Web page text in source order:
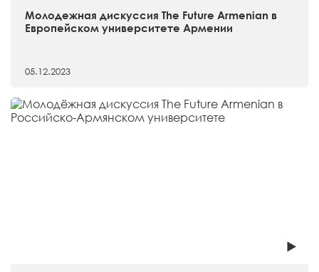
Молодежная дискуссия The Future Armenian в
Европейском университете Армении
05.12.2023